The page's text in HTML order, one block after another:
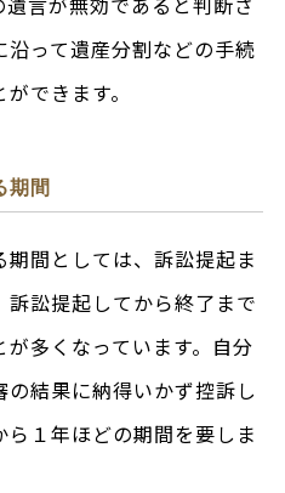
って遺産分割などの手続
できます。
期間
間としては、訴訟提起ま
訟提起してから終了まで
多くなっています。自分
結果に納得いかず控訴し
１年ほどの期間を要しま